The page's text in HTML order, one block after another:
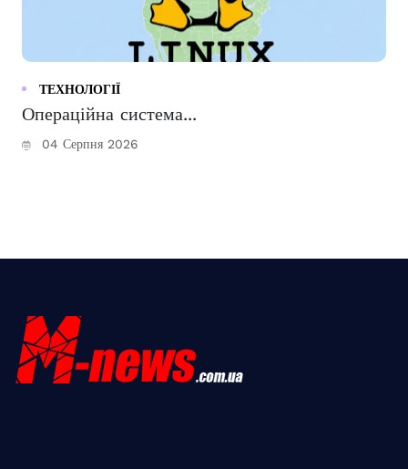
ТЕХНОЛОГІЇ
Операційна система...
04 Серпня 2026